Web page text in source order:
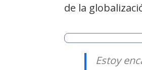
de la
Estoy